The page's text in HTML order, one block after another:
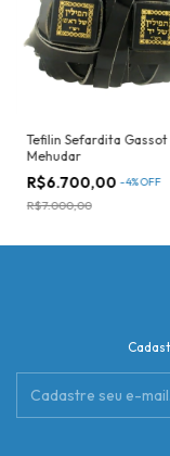
Tefilin Sefardita
Mehudar
R$6.700,00 -4%OFF
R$7.000,00